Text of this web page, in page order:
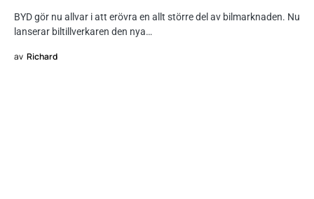
BYD gör nu allvar i att erövra en allt större del av bilmarknaden. Nu
lanserar biltillverkaren den nya…
av Richard